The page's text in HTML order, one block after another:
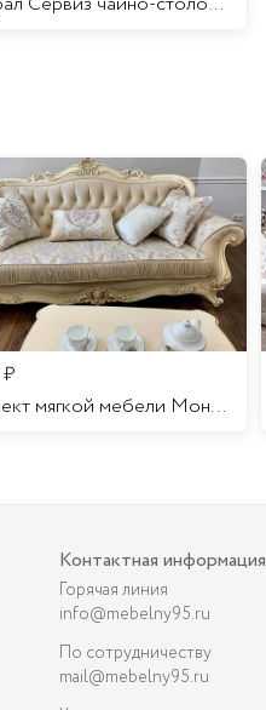
₽
Комплект мягкой мебели Мона Лиза
Контактная информация
Горячая линия
info@mebelny95.ru
По сотрудничеству
mail@mebelny95.ru